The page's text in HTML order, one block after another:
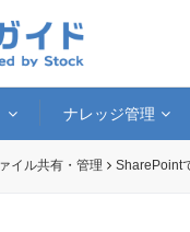
ナレッジ管理
イル共有・管理 SharePoint